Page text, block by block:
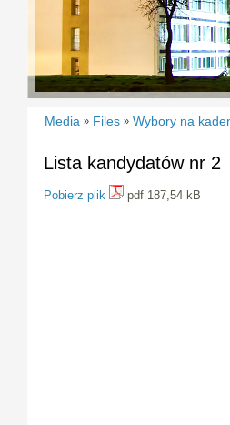
Media » Files » Wybory na
Lista kandydatów nr 2
Pobierz plik pdf 187,54 kB